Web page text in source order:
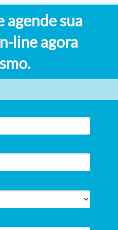
agende sua
line agora